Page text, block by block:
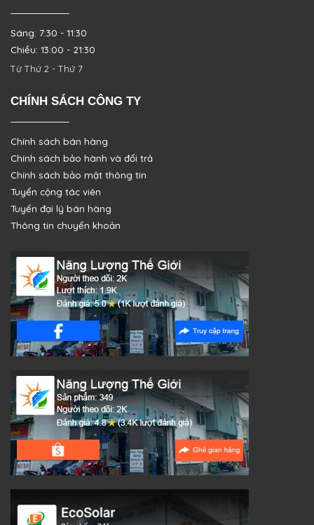
Sáng: 7:30 - 11:30
Chiều: 13:00 - 21:30
Từ Thứ 2 - Thứ 7
CHÍNH SÁCH CÔNG TY
Chính sách bán hàng
Chính sách bảo hành và đổi trả
Chính sách bảo mật thông tin
Tuyển cộng tác viên
Tuyển đại lý bán hàng
Thông tin chuyển khoản